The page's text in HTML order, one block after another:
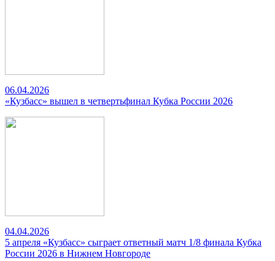
06.04.2026
«Кузбасс» вышел в четвертьфинал Кубка России 2026
04.04.2026
5 апреля «Кузбасс» сыграет ответный матч 1/8 финала Кубка
России 2026 в Нижнем Новгороде